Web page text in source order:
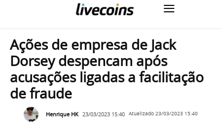
Ações de empresa de Jack
Dorsey despencam após
acusações ligadas a facilitação
de fraude
Henrique HK 23/03/2023 15:40 Atualizado 23/03/2023 15:40